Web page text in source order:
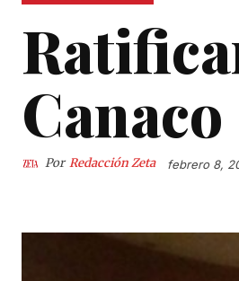
Canaco
Por Redacción Zeta febrero 8,